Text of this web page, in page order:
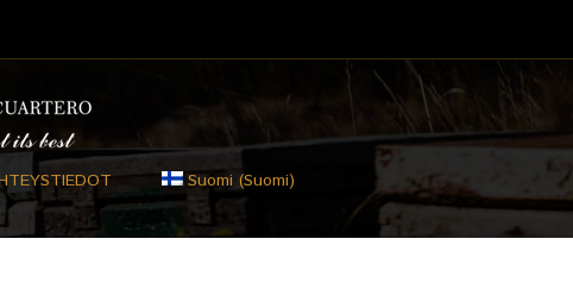
Suomi (Suomi)